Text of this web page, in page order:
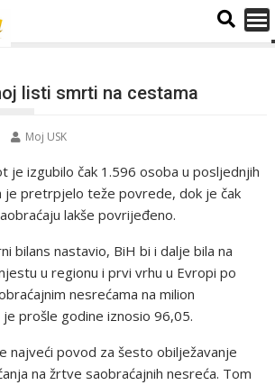
listi smrti na cestama
Moj USK
je izgubilo čak 1.596 osoba u posljednjih
je pretrpjelo teže povrede, dok je čak
lakše povrijeđeno.
bilans nastavio, BiH bi i dalje bila na
u regionu i prvi vrhu u Evropi po
nesrećama na milion
prošle godine iznosio 96,05.
najveći povod za šesto obilježavanje
na žrtve saobraćajnih nesreća. Tom